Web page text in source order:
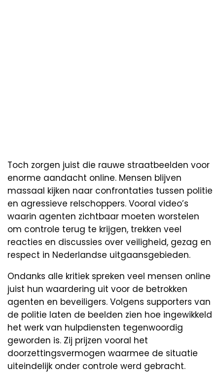
Toch zorgen juist die rauwe straatbeelden voor
enorme aandacht online. Mensen blijven
massaal kijken naar confrontaties tussen politie
en agressieve relschoppers. Vooral video’s
waarin agenten zichtbaar moeten worstelen
om controle terug te krijgen, trekken veel
reacties en discussies over veiligheid, gezag en
respect in Nederlandse uitgaansgebieden.
Ondanks alle kritiek spreken veel mensen online
juist hun waardering uit voor de betrokken
agenten en beveiligers. Volgens supporters van
de politie laten de beelden zien hoe ingewikkeld
het werk van hulpdiensten tegenwoordig
geworden is. Zij prijzen vooral het
doorzettingsvermogen waarmee de situatie
uiteindelijk onder controle werd gebracht.